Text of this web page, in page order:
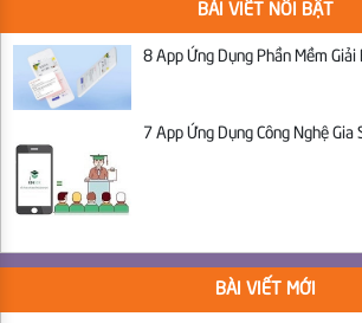
BÀI VIẾT NỔI BẬT
8 App Ứng Dụng Phần Mềm
7 App Ứng Dụng Công Nghệ
BÀI VIẾT MỚI